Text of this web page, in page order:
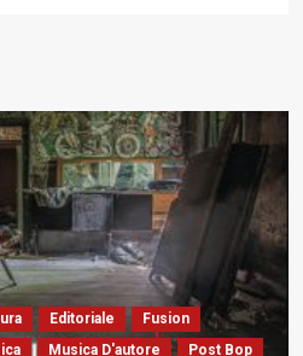
Editoriale
Fusion
Musica D'autore Post Bop